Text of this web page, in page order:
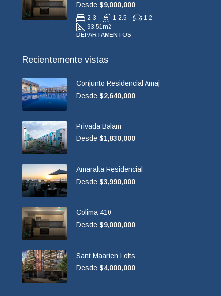
Desde $9,000,000
2-3 1-2.5
1-2
93.51 m2
DEPARTAMENTOS
Recientemente vistas
Conjunto Residencial Amaj
Desde $2,640,000
Privada Balam
Desde $1,830,000
Amaralta Residencial
Desde $3,990,000
Colima 410
Desde $9,000,000
Sant Maarten Lofts
Desde $4,000,000